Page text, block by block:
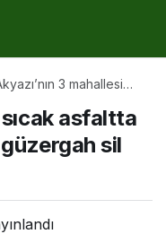
3 mahallesi
güzergah sil
yenilendi
sıcak asfaltta
sil